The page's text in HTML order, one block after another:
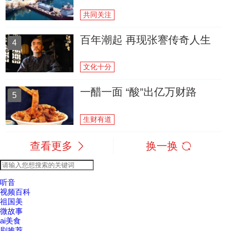
共同关注
4 百年潮起 再现张謇传奇人生
文化十分
5 一醋一面 “酸”出亿万财路
生财有道
查看更多 换一换
听音
视频百科
祖国美
微故事
ai美食